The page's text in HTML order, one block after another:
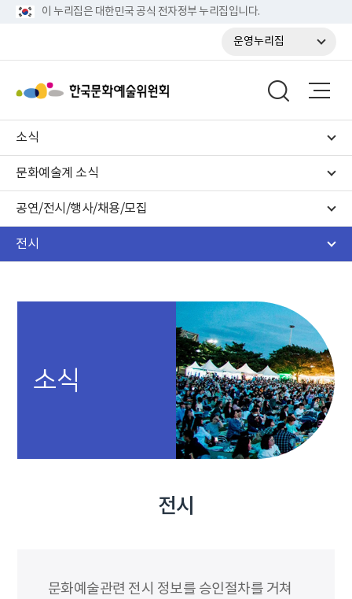
이 누리집은 대한민국 공식 전자정부 누리집입니다.
운영누리집
소식
문화예술계 소식
공연/전시/행사/채용/모집
전시
소식
전시
문화예술관련 전시 정보를 승인절차를 거쳐